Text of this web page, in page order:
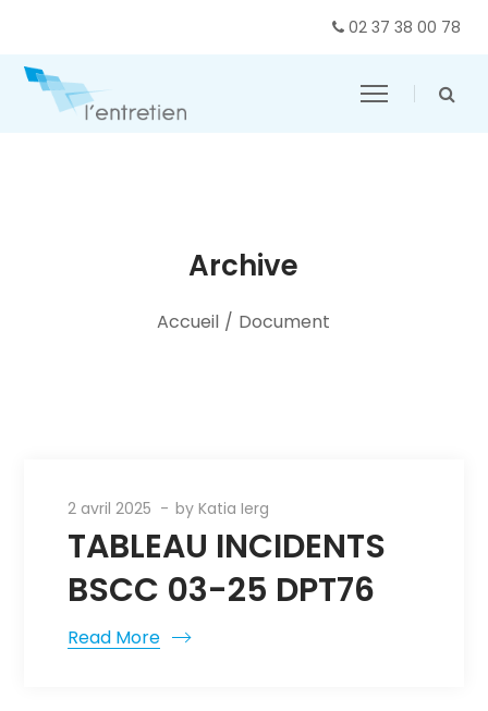
02 37 38 00 78
Archive
Accueil / Document
2 avril 2025 byKatia Ierg
TABLEAU INCIDENTS
BSCC 03-25 DPT76
Read More